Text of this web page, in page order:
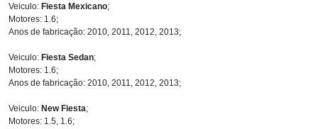
Veiculo: Fiesta Mexicano;
Motores: 1.6;
Anos de fabricação: 2010, 2011, 2012, 2013;
Veiculo: Fiesta Sedan;
Motores: 1.6;
Anos de fabricação: 2010, 2011, 2012, 2013;
Veiculo: New Fiesta;
Motores: 1.5, 1.6;